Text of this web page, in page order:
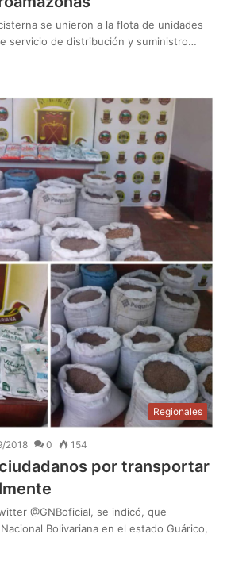
se unieron a la flota de unidades
servicio de distribución y suministro…
Regionales
2018 0 154
por transportar
@GNBoficial, se indicó, que
Bolivariana en el estado Guárico,